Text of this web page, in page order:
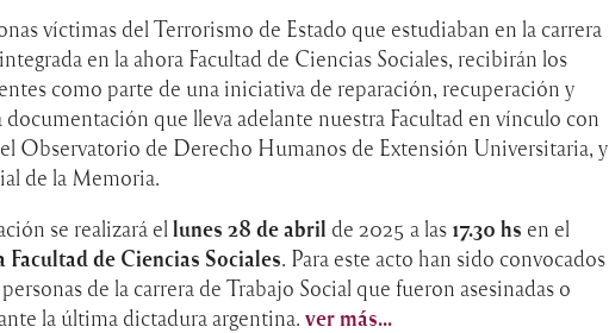
víctimas del Terrorismo de Estado que estudiaban en la carrera
en la ahora Facultad de Ciencias Sociales, recibirán los
como parte de una iniciativa de reparación, recuperación y
que lleva adelante nuestra Facultad en vínculo con
Observatorio de Derecho Humanos de Extensión Universitaria, y
de la Memoria.
se realizará el lunes 28 de abril de 2025 a las 17.30 hs en el
de Ciencias Sociales. Para este acto han sido convocados
de la carrera de Trabajo Social que fueron asesinadas o
la última dictadura argentina. ver más...